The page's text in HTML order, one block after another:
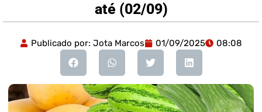
até (02/09)
Publicado por: Jota Marcos 01/09/2025 08:08